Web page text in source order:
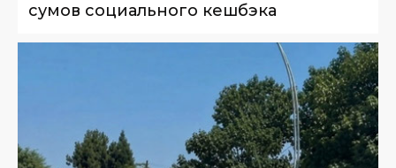
сумов социального кешбэка